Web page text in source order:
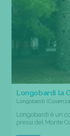
Longobardi la
Longobardi
Longobardi è un
pressi del Monte